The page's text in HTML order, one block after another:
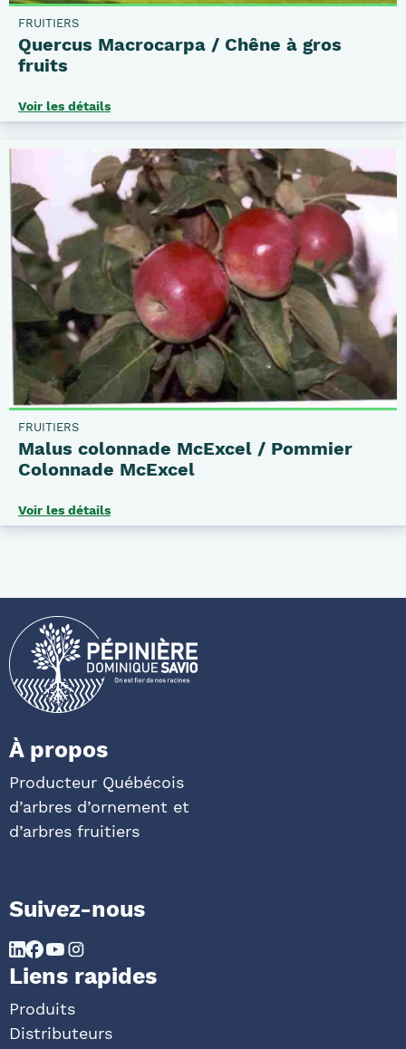
FRUITIERS
Quercus Macrocarpa / Chêne à gros
fruits
Voir les détails
FRUITIERS
Malus colonnade McExcel / Pommier
Colonnade McExcel
Voir les détails
À propos
Producteur Québécois
d’arbres d’ornement et
d’arbres fruitiers
Suivez-nous
Liens rapides
Produits
Distributeurs